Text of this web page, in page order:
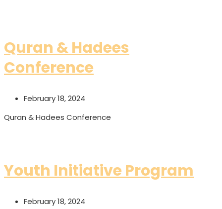
Quran & Hadees
Conference
February 18, 2024
Quran & Hadees Conference
Youth Initiative Program
February 18, 2024